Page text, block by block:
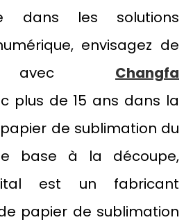
dans les solutions
envisagez de
avec Changfa
plus de 15 ans dans la
de sublimation du
base à la découpe,
est un fabricant
papier de sublimation